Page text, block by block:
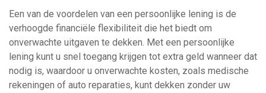
Een van de voordelen van een persoonlijke lening is de
verhoogde financiële flexibiliteit die het biedt om
onverwachte uitgaven te dekken. Met een persoonlijke
lening kunt u snel toegang krijgen tot extra geld wanneer dat
nodig is, waardoor u onverwachte kosten, zoals medische
rekeningen of auto reparaties, kunt dekken zonder uw